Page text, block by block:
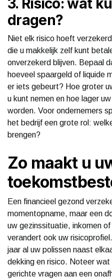
dragen?
Niet elk risico hoeft
die u makkelijk zelf kunt
onverzekerd blijven. Bepaal
hoeveel spaargeld of liquide
er iets gebeurt? Hoe groter
u kunt nemen en hoe lager
worden. Voor ondernemers
het bedrijf een grote rol:
brengen?
Zo maakt u
Een financieel gezond
momentopname, maar een
uw gezinssituatie, inkomen
verandert ook uw
jaar al uw polissen naast
dekking en risico. Noteer
gerichte vragen aan een